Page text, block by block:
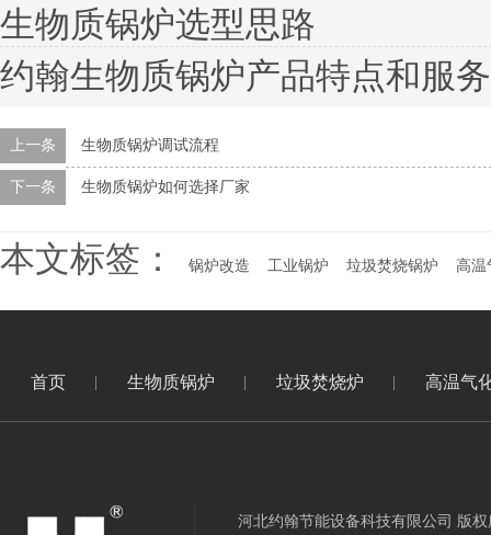
生物质锅炉选型思路
约翰生物质锅炉产品特点和服务
上一条 生物质锅炉调试流程
下一条 生物质锅炉如何选择厂家
本文标签： 锅炉改造 工业锅炉 垃圾焚烧锅炉 高温
首页 生物质锅炉 垃圾焚烧炉 高温气
河北约翰节能设备科技有限公司 版权